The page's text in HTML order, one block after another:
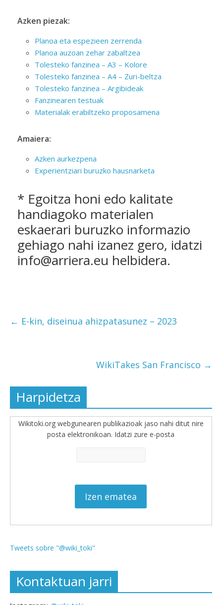
Azken piezak:
Planoa eta espezieen zerrenda
Planoa auzoan zehar zabaltzea
Tolesteko fanzinea – A3 – Kolore
Tolesteko fanzinea – A4 – Zuri-beltza
Tolesteko fanzinea – Argibideak
Fanzinearen testuak
Materialak erabiltzeko proposamena
Amaiera:
Azken aurkezpena
Experientziari buruzko hausnarketa
* Egoitza honi edo kalitate
handiagoko materialen
eskaerari buruzko informazio
gehiago nahi izanez gero, idatzi
info@arriera.eu helbidera.
← E-kin, diseinua ahizpatasunez – 2023
WikiTakes San Francisco →
Harpidetza
Wikitoki.org webgunearen publikazioak jaso nahi ditut nire
posta elektronikoan. Idatzi zure e-posta
Tweets sobre "@wiki_toki"
Kontaktuan jarri